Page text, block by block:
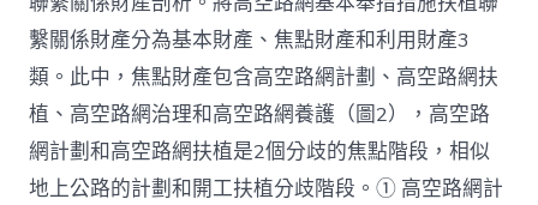
繫關係財產分為基本財產、焦點財產和利用財產3
類。此中，焦點財產包含高空路網計劃、高空路網扶
植、高空路網治理和高空路網養護（圖2），高空路
網計劃和高空路網扶植是2個分歧的焦點階段，相似
地上公路的計劃和開工扶植分歧階段。① 高空路網計